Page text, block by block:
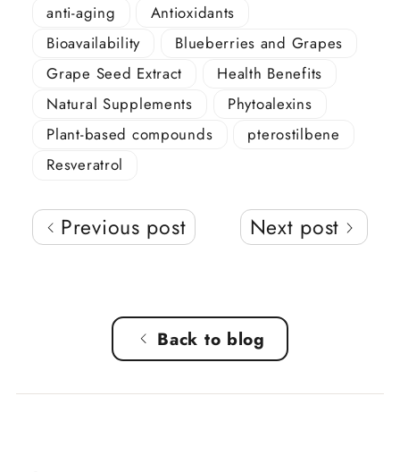
anti-aging
Antioxidants
Bioavailability
Blueberries and Grapes
Grape Seed Extract
Health Benefits
Natural Supplements
Phytoalexins
Plant-based compounds
pterostilbene
Resveratrol
Previous post Next post
Back to blog